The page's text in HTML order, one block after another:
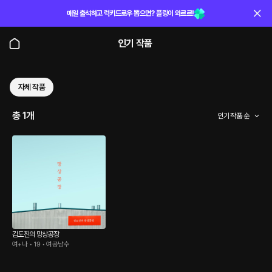
매일 출석하고 럭키드로우 뽑으면? 플링이 와르르!
인기 작품
자체 작품
총 1개 인기 작품 순
김도진의 망상공장
여+나 • 19 • 여공남수